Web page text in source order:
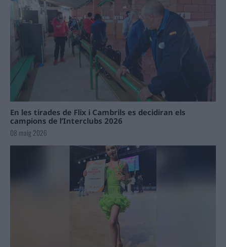
En les tirades de Flix i Cambrils es decidiran els
campions de l’Interclubs 2026
08 maig 2026